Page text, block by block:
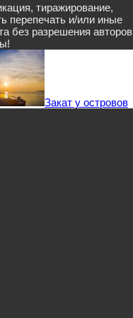
тиражирование,
перепечать и/или иные
без разрешения авторов
Закат у островов